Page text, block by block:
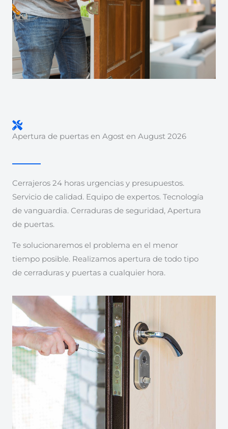
Apertura de puertas en Agost en August 2026
Cerrajeros 24 horas urgencias y presupuestos.
Servicio de calidad. Equipo de expertos. Tecnología
de vanguardia. Cerraduras de seguridad, Apertura
de puertas.
Te solucionaremos el problema en el menor
tiempo posible. Realizamos apertura de todo tipo
de cerraduras y puertas a cualquier hora.